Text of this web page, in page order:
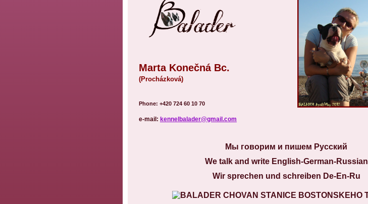
Marta Konečná Bc.
(Procházková)
Phone: +420 724 60 10 70
e-mail: kennelbalader@gmail.com
Мы говорим и пишем Русский
We talk and write English-German-Russian
Wir sprechen und schreiben De-En-Ru